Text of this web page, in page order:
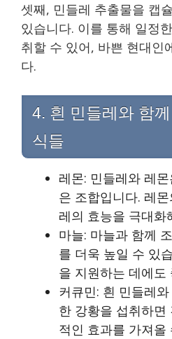
셋째, 민들레 추출물을 캡
있습니다. 이를 통해 일정
취할 수 있어, 바쁜 현대인
다.
4. 흰 민들레와 함
식들
레몬: 민들레와 레
은 조합입니다. 레
레의 효능을 극대화
마늘: 마늘과 함께
를 더욱 높일 수 있
을 지원하는 데에도
커큐민: 흰 민들레
한 강황을 섭취하면
적인 효과를 가져올